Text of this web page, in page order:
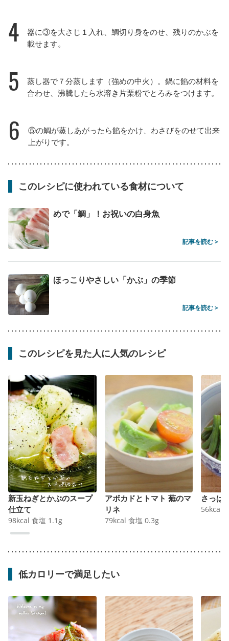
4
器に③を大さじ１入れ、鯛切り身をのせ、残りのかぶを
載せます。
5
蒸し器で７分蒸します（強めの中火）。鍋に餡の材料を
合わせ、沸騰したら水溶き片栗粉でとろみをつけます。
6
⑤の鯛が蒸しあがったら餡をかけ、わさびをのせて出来
上がりです。
このレシピに使われている食材について
めで「鯛」！お祝いの白身魚
記事を読む >
ほっこりやさしい「かぶ」の季節
記事を読む >
このレシピを見た人に人気のレシピ
新玉ねぎとかぶのスープ
仕立て
98kcal 食塩 1.1 g
アボカドとトマト 蕪のマ
リネ
79kcal 食塩 0.3g
さっぱ
56kcal
低カロリーで満足したい